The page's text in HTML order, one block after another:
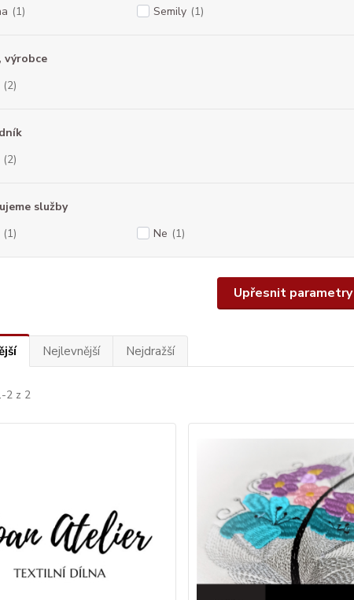
Upřesnit parametry
(1) Semily (1)
výrobce
(2)
(2)
služby
(1) Ne (1)
Nejlevnější Nejdražší
2 z 2